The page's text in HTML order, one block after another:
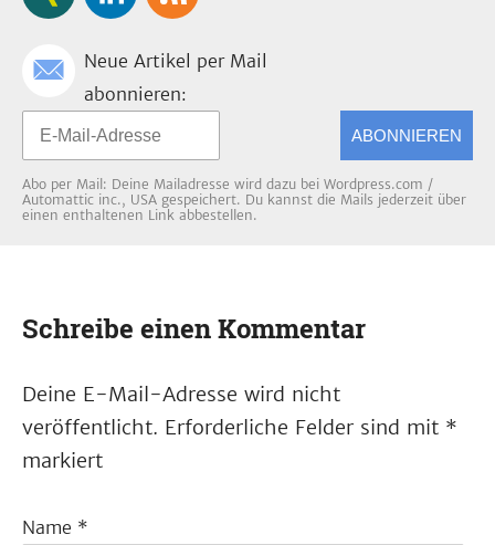
Neue Artikel per Mail
abonnieren:
ABONNIEREN
Abo per Mail: Deine Mailadresse wird dazu bei Wordpress.com /
Automattic inc., USA gespeichert. Du kannst die Mails jederzeit über
einen enthaltenen Link abbestellen.
Schreibe einen Kommentar
Deine E-Mail-Adresse wird nicht
veröffentlicht. Erforderliche Felder sind mit *
markiert
Name *